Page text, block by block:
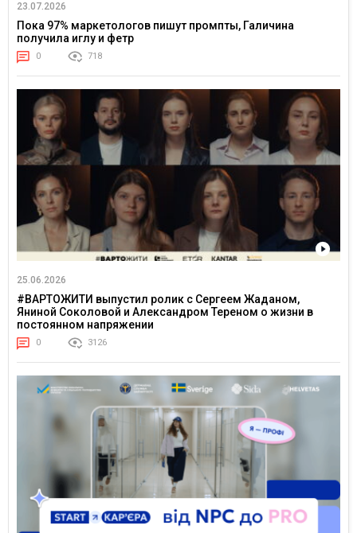
23.07.2026
Пока 97% маркетологов пишут промпты, Галичина
получила иглу и фетр
0 718
25.06.2026
#ВАРТОЖИТИ выпустил ролик с Сергеем Жаданом,
Яниной Соколовой и Александром Тереном о жизни в
постоянном напряжении
0 3126